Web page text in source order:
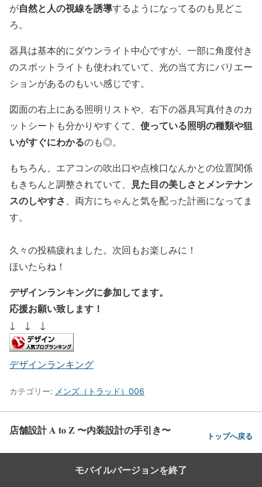
が自然と人の視線を誘導するようになってるのも見どこ
ろ。
器具は基本的にダウンライト中心ですが、一部に角度付き
のスポットライトも使われていて、光の当て方にバリエー
ションがあるのもいい感じです。
図面の右上にある照明リストや、右下の器具写真付きのカ
ットシートも分かりやすくて、 使っている照明の種類や狙
いがすぐにわかるのも◎。
もちろん、エアコンの吹出口や点検口なんかとの位置関係
もきちんと調整されていて、
見た目の美しさとメンテナン
スのしやすさ 、両方にちゃんと気を配った計画になってま
す。
久々の投稿疲れました。次回もお楽しみに！
ほいたらね！
デザインランキングに参加してます。
応援お願い致します！
↓ ↓ ↓
デザインランキング
カテゴリー: メンズ（トラッド）006
店舗設計 A to Z 〜内装設計の手引き〜 トップへ戻る
モバイルバージョンを終了